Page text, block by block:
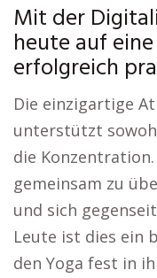
Mit der
heute auf
erfolgreich
Die einzigartige
unterstützt
die
gemeinsam zu
und sich
Leute ist dies ein
den Yoga fest in